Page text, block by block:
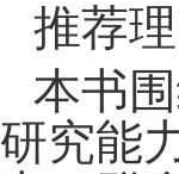
推荐理
本书
研究能